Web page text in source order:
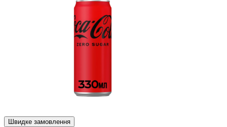
Швидке замовлення